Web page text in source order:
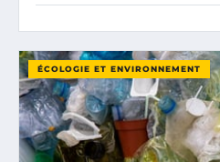
ÉCOLOGIE ET ENVIRONNEMENT